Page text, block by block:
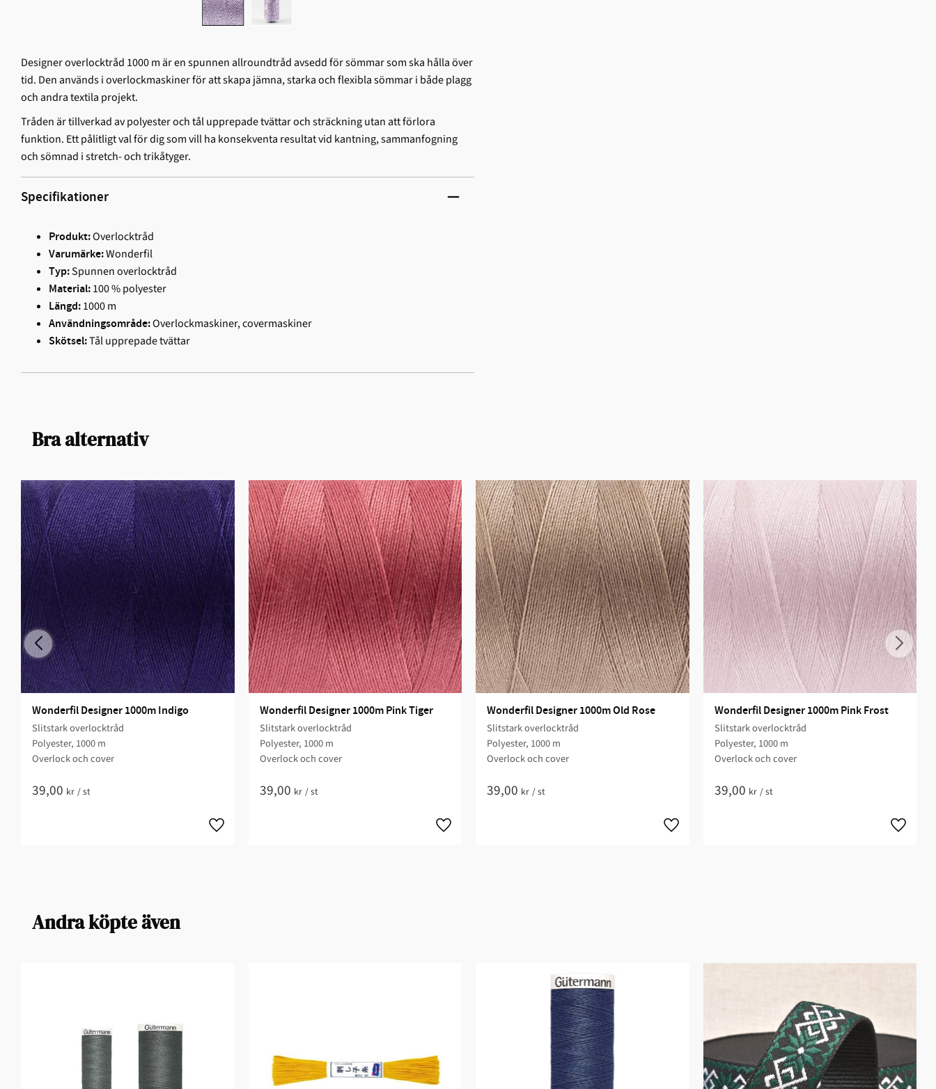
Designer overlocktråd 1000 m är en spunnen allroundtråd avsedd för sömmar som ska hålla över
tid. Den används i overlockmaskiner för att skapa jämna, starka och flexibla sömmar i både plagg
och andra textila projekt.
Tråden är tillverkad av polyester och tål upprepade tvättar och sträckning utan att förlora
funktion. Ett pålitligt val för dig som vill ha konsekventa resultat vid kantning, sammanfogning
och sömnad i stretch- och trikåtyger.
Specifikationer
Produkt:Overlocktråd
Varumärke:Wonderfil
Typ:Spunnen overlocktråd
Material:100 % polyester
Längd:1000 m
Användningsområde:Overlockmaskiner, covermaskiner
Skötsel:Tål upprepade tvättar
Bra alternativ
Wonderfil Designer 1000m Indigo
Slitstark overlocktråd
Polyester, 1000 m
Overlock och cover
39,00 kr /st
Wonderfil Designer 1000m Pink Tiger
Slitstark overlocktråd
Polyester, 1000 m
Overlock och cover
39,00 kr /st
Wonderfil Designer 1000m Old Rose
Slitstark overlocktråd
Polyester, 1000 m
Overlock och cover
39,00 kr /st
Wonderfil Designer 1000m Pink Frost
Slitstark overlocktråd
Polyester, 1000 m
Overlock och cover
39,00 kr /st
Andra köpte även